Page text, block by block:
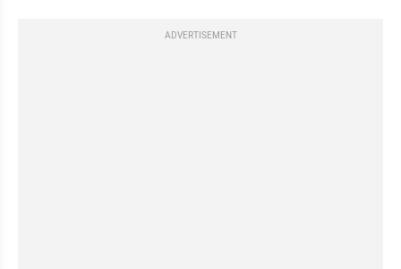
ADVERTISEMENT